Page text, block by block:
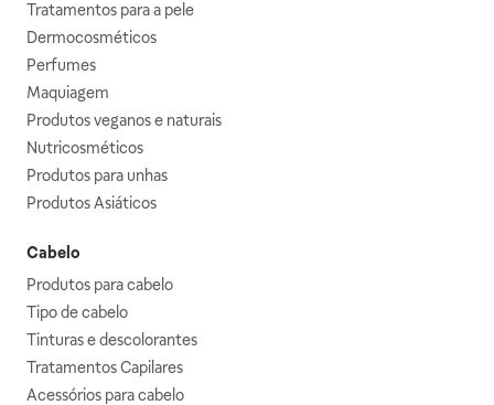
Tratamentos para a pele
Dermocosméticos
Perfumes
Maquiagem
Produtos veganos e naturais
Nutricosméticos
Produtos para unhas
Produtos Asiáticos
Cabelo
Produtos para cabelo
Tipo de cabelo
Tinturas e descolorantes
Tratamentos Capilares
Acessórios para cabelo